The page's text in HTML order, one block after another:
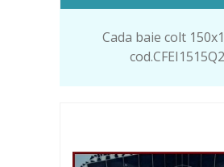
Cada baie colt